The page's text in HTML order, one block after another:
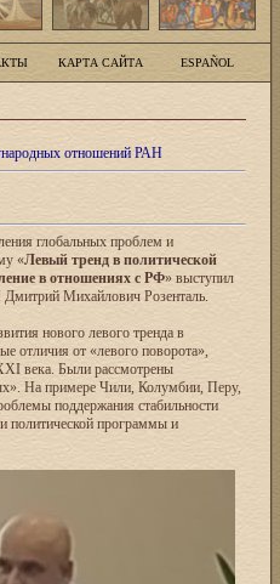
КАРТА САЙТА ESPAÑOL
отношений РАН
глобальных проблем и
«Левый тренд в политической
в отношениях с РФ» выступил
Михайлович Розенталь.
нового левого тренда в
отличия от «левого поворота»,
века. Были рассмотрены
На примере Чили, Колумбии, Перу,
поддержания стабильности
политической программы и